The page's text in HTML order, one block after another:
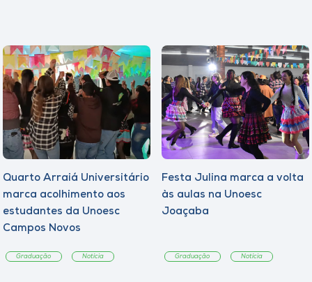
Quarto Arraiá Universitário
marca acolhimento aos
estudantes da Unoesc
Campos Novos
Graduação Notícia
Festa Julina marca a volta
às aulas na Unoesc
Joaçaba
Graduação Notícia